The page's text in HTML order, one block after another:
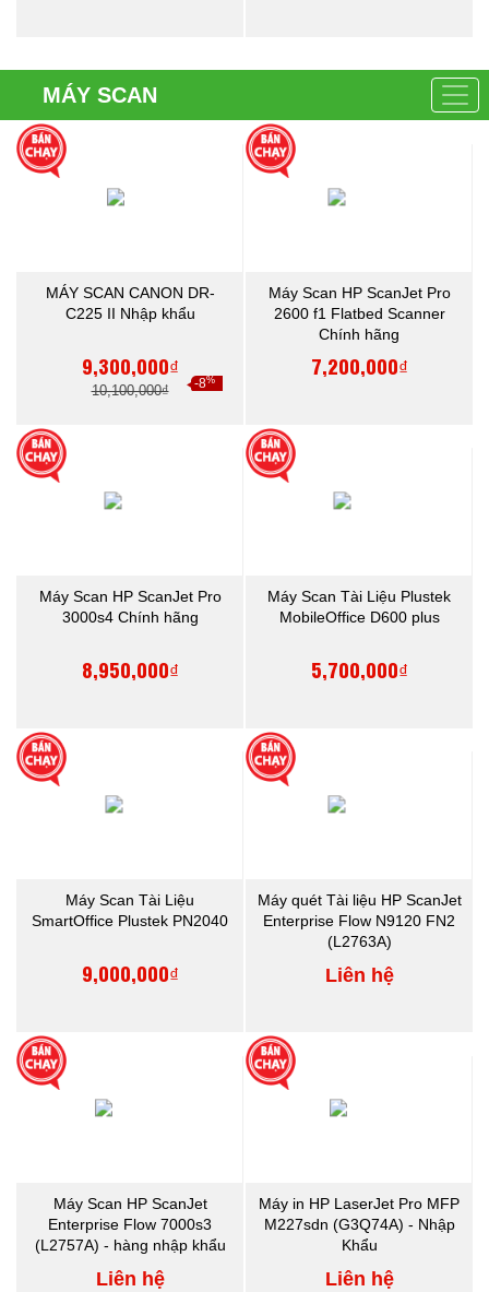
MÁY SCAN
MÁY SCAN CANON DR-
C225 II Nhập khẩu
9,300,000₫
10,100,000₫ -8%
Máy Scan HP ScanJet Pro
2600 f1 Flatbed Scanner
Chính hãng
7,200,000₫
Máy Scan HP ScanJet Pro
3000s4 Chính hãng
8,950,000₫
Máy Scan Tài Liệu Plustek
MobileOffice D600 plus
5,700,000₫
Máy Scan Tài Liệu
SmartOffice Plustek PN2040
9,000,000₫
Máy quét Tài liệu HP ScanJet
Enterprise Flow N9120 FN2
(L2763A)
Liên hệ
Máy Scan HP ScanJet
Enterprise Flow 7000s3
(L2757A) - hàng nhập khẩu
Liên hệ
Máy in HP LaserJet Pro MFP
M227sdn (G3Q74A) - Nhập
Khẩu
Liên hệ